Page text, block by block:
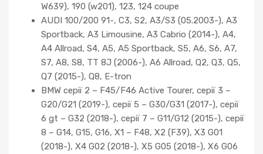
W639), 190 (w201), 123, 124 coupe
AUDI 100/200 91-, C3, S2, A3/S3 (05.2003-), A3
Sportback, A3 Limousine, A3 Cabrio (2014-), A4,
A4 Allroad, S4, A5, A5 Sportback, S5, A6, S6, A7,
S7, A8, S8, TT 8J (2006-), A6 Allroad, Q2, Q3, Q5,
Q7 (2015-), Q8, E-tron
BMW серії 2 – F45/F46 Active Tourer, серії 3 –
G20/G21 (2019-), серії 5 – G30/G31 (2017-), серії
6 gt – G32 (2018-), серії 7 – G11/G12 (2015-), серії
8 – G14, G15, G16, X1 – F48, X2 (F39), X3 G01
(2018-), X4 G02 (2018-), X5 G05 (2018-), X6 G06